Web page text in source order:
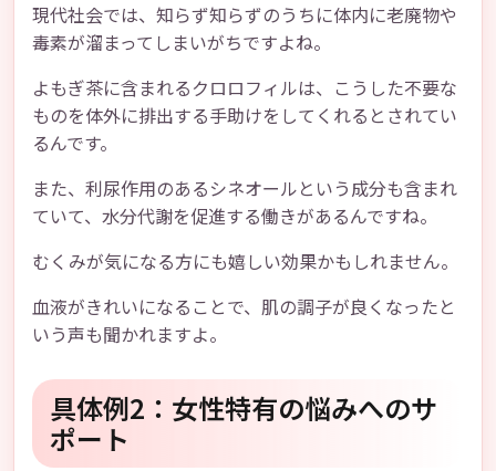
現代社会では、知らず知らずのうちに体内に老廃物や
毒素が溜まってしまいがちですよね。
よもぎ茶に含まれるクロロフィルは、こうした不要な
ものを体外に排出する手助けをしてくれるとされてい
るんです。
また、利尿作用のあるシネオールという成分も含まれ
ていて、水分代謝を促進する働きがあるんですね。
むくみが気になる方にも嬉しい効果かもしれません。
血液がきれいになることで、肌の調子が良くなったと
いう声も聞かれますよ。
具体例2：女性特有の悩みへのサ
ポート